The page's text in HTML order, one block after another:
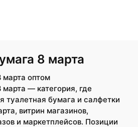
8 марта
марта оптом
— категория, где
туалетная бумага и салфетки
витрин магазинов,
и маркетплейсов. Позиции